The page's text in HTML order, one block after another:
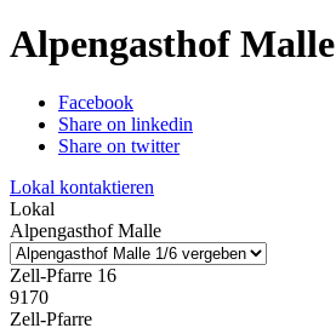
Alpengasthof Malle
Facebook
Share on linkedin
Share on twitter
Lokal kontaktieren
Lokal
Alpengasthof Malle
Zell-Pfarre 16
9170
Zell-Pfarre